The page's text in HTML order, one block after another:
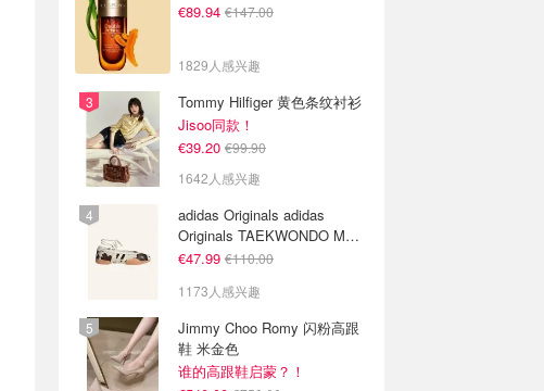
€89.94 €147.00
1829人感兴趣
Tommy Hilfiger 黄色条纹衬衫
Jisoo同款！
€39.20 €99.90
1642人感兴趣
adidas Originals adidas
Originals TAEKWONDO MEI
芭蕾鞋 棕色米色
€47.99 €110.00
1173人感兴趣
Jimmy Choo Romy 闪粉高跟
鞋 米金色
谁的高跟鞋启蒙？！